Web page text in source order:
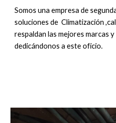
Somos una empresa de
soluciones de Climatización
respaldan las mejores marcas
dedicándonos a este oficio.